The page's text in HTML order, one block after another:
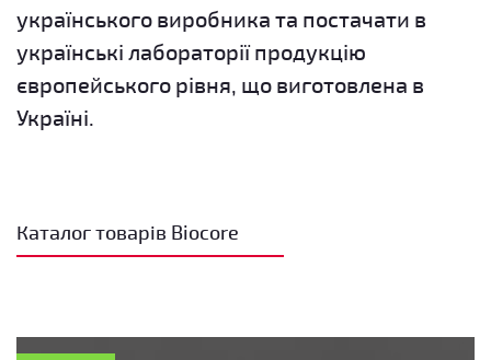
українського виробника та постачати в
українські лабораторії продукцію
європейського рівня, що виготовлена в
Україні.
Каталог товарів Biocore